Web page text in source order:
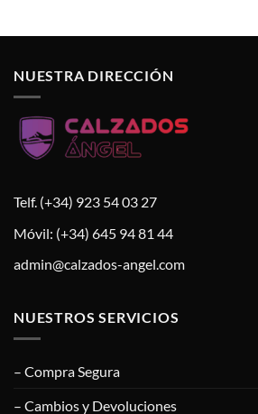
NUESTRA DIRECCIÓN
Telf. (+34) 923 54 03 27
Móvil: (+34) 645 94 81 44
admin@calzados-angel.com
NUESTROS SERVICIOS
– Compra Segura
– Cambios y Devoluciones